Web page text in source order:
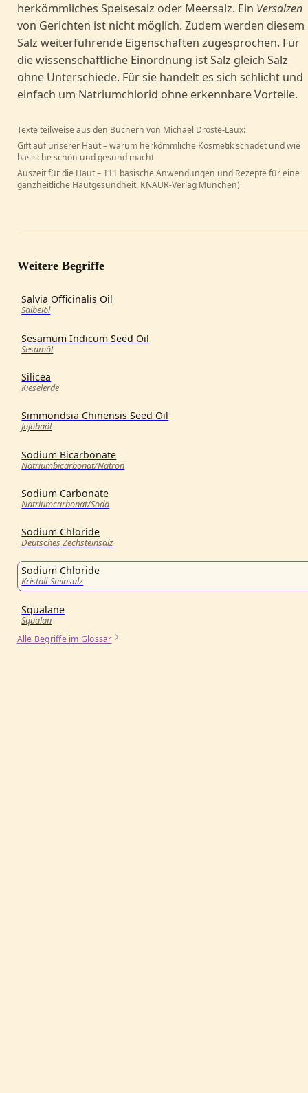
herkömmliches Speisesalz oder Meersalz. Ein Versalzen
von Gerichten ist nicht möglich. Zudem werden diesem
Salz weiterführende Eigenschaften zugesprochen. Für
die wissenschaftliche Einordnung ist Salz gleich Salz
ohne Unterschiede. Für sie handelt es sich schlicht und
einfach um Natriumchlorid ohne erkennbare Vorteile.
Texte teilweise aus den Büchern von Michael Droste-Laux:
Gift auf unserer Haut – warum herkömmliche Kosmetik schadet und wie
basische schön und gesund macht
Auszeit für die Haut – 111 basische Anwendungen und Rezepte für eine
ganzheitliche Hautgesundheit, KNAUR-Verlag München)
Weitere Begriffe
Salvia Officinalis Oil
Salbeiöl
Sesamum Indicum Seed Oil
Sesamöl
Silicea
Kieselerde
Simmondsia Chinensis Seed Oil
Jojobaöl
Sodium Bicarbonate
Natriumbicarbonat/Natron
Sodium Carbonate
Natriumcarbonat/Soda
Sodium Chloride
Deutsches Zechsteinsalz
Sodium Chloride
Kristall-Steinsalz
Squalane
Squalan
Alle Begriffe im Glossar